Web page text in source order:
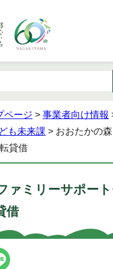
ページ > 事業者向け情報
も未来課 > おおたかの
貸借
ァミリーサポー
借